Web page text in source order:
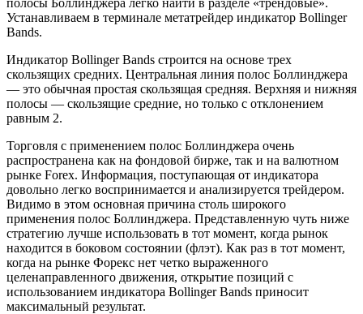
Устанавливаем в терминале метатрейдер индикатор Bollinger
Bands.
Индикатор Bollinger Bands строится на основе трех
скользящих средних. Центральная линия полос Боллинджера
— это обычная простая скользящая средняя. Верхняя и нижняя
полосы — скользящие средние, но только с отклонением
равным 2.
Торговля с применением полос Боллинджера очень
распространена как на фондовой бирже, так и на валютном
рынке Forex. Информация, поступающая от индикатора
довольно легко воспринимается и анализируется трейдером.
Видимо в этом основная причина столь широкого
применения полос Боллинджера. Представленную чуть ниже
стратегию лучше использовать в тот момент, когда рынок
находится в боковом состоянии (флэт). Как раз в тот момент,
когда на рынке Форекс нет четко выраженного
целенаправленного движения, открытие позиций с
использованием индикатора Bollinger Bands приносит
максимальный результат.